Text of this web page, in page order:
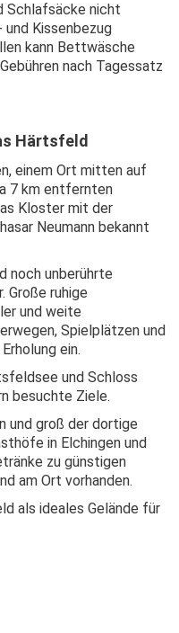
Schlafsäcke nicht
Kissenbezug
kann Bettwäsche
nach Tagessatz
Härtsfeld
einem Ort mitten auf
7 km entfernten
Kloster mit der
Neumann bekannt
noch unberührte
Große ruhige
und weite
Spielplätzen und
ein.
und Schloss
besuchte Ziele.
und groß der dortige
in Elchingen und
zu günstigen
am Ort vorhanden.
als ideales Gelände für